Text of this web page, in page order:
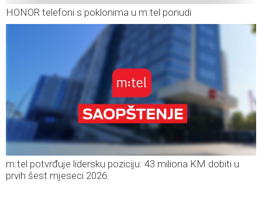
HONOR telefoni s poklonima u m:tel ponudi
m:tel potvrđuje lidersku poziciju: 43 miliona KM dobiti u
prvih šest mjeseci 2026.